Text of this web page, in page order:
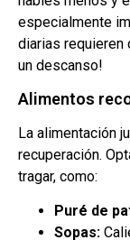
especialmente
diarias requieren
un descanso!
Alimentos
La alimentación
recuperación.
tragar, como:
Puré de
Sopas: